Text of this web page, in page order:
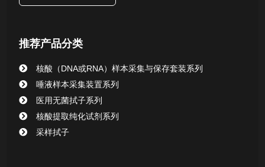
核酸提取或纯化试剂
清洁验证棉签系列
动物检测试剂
推荐产品分类
核酸（DNA或RNA）样本采集与保存套装系列
唾液样本采集装置系列
医用无菌拭子系列
核酸提取纯化试剂系列
采样拭子